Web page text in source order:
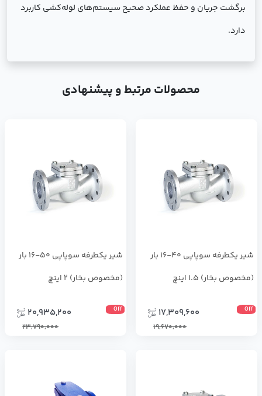
برگشت جریان و حفظ عملکرد صحیح سیستم‌های لوله‌کشی کاربرد
دارد.
محصولات مرتبط و پیشنهادی
شیر یکطرفه سوپاپی 40-16 بار
(مخصوص بخار) 1.5 اینچ
Off
17,309,600
19,670,000
شیر یکطرفه سوپاپی 50-16 بار
(مخصوص بخار) 2 اینچ
Off
20,935,200
23,790,000